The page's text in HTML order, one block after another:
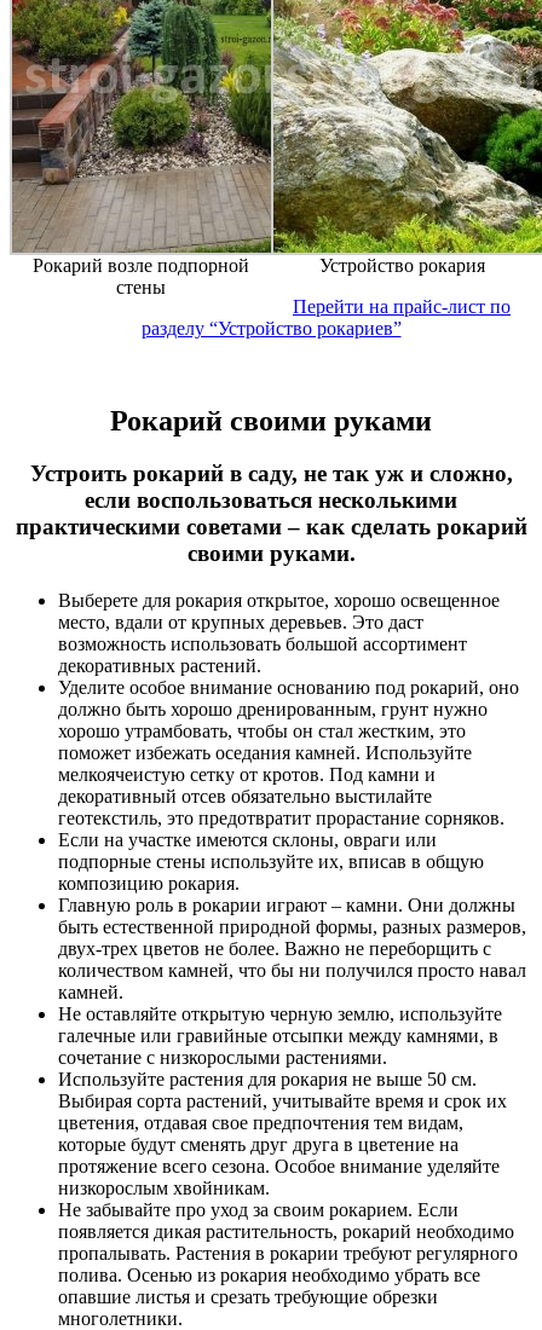
Рокарий возле подпорной
стены
Устройство рокария
Перейти на прайс-лист по
разделу “Устройство рокариев”
Рокарий своими руками
Устроить рокарий в саду, не так уж и сложно,
если воспользоваться несколькими
практическими советами – как сделать рокарий
своими руками.
Выберете для рокария открытое, хорошо освещенное
место, вдали от крупных деревьев. Это даст
возможность использовать большой ассортимент
декоративных растений.
Уделите особое внимание основанию под рокарий, оно
должно быть хорошо дренированным, грунт нужно
хорошо утрамбовать, чтобы он стал жестким, это
поможет избежать оседания камней. Используйте
мелкоячеистую сетку от кротов. Под камни и
декоративный отсев обязательно выстилайте
геотекстиль, это предотвратит прорастание сорняков.
Если на участке имеются склоны, овраги или
подпорные стены используйте их, вписав в общую
композицию рокария.
Главную роль в рокарии играют – камни. Они должны
быть естественной природной формы, разных размеров,
двух-трех цветов не более. Важно не переборщить с
количеством камней, что бы ни получился просто навал
камней.
Не оставляйте открытую черную землю, используйте
галечные или гравийные отсыпки между камнями, в
сочетание с низкорослыми растениями.
Используйте растения для рокария не выше 50 см.
Выбирая сорта растений, учитывайте время и срок их
цветения, отдавая свое предпочтения тем видам,
которые будут сменять друг друга в цветение на
протяжение всего сезона. Особое внимание уделяйте
низкорослым хвойникам.
Не забывайте про уход за своим рокарием. Если
появляется дикая растительность, рокарий необходимо
пропалывать. Растения в рокарии требуют регулярного
полива. Осенью из рокария необходимо убрать все
опавшие листья и срезать требующие обрезки
многолетники.